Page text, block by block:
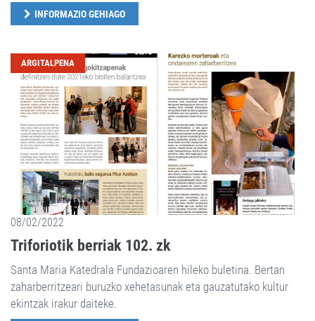
INFORMAZIO GEHIAGO
ARGITALPENA
08/02/2022
Triforiotik berriak 102. zk
Santa Maria Katedrala Fundazioaren hileko buletina. Bertan
zaharberritzeari buruzko xehetasunak eta gauzatutako kultur
ekintzak irakur daiteke.